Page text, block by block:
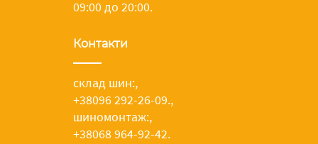
09:00 до 20:00.
Контакти
склад шин:,
+38096 292-26-09.,
шиномонтаж:,
+38068 964-92-42.